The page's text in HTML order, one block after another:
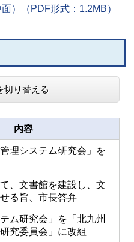
）（PDF形式：1.2MB）
切り替える
内容
理システム研究会」を
、文書館を建設し、文
る旨、市長答弁
ム研究会」を「北九州
究委員会」に改組